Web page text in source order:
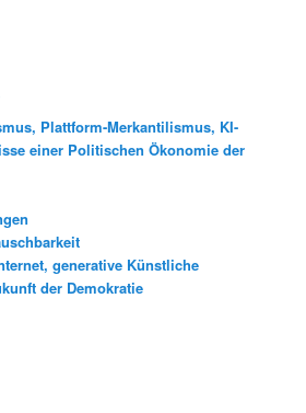
Plattform-Merkantilismus, KI-
einer Politischen Ökonomie der
generative Künstliche
der Demokratie